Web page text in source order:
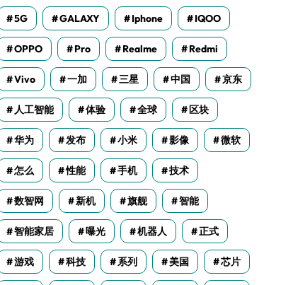
5G GALAXY Iphone IQOO
OPPO Pro Realme Redmi
Vivo 一加 三星 中国 京东
人工智能 体验 全球 区块
华为 发布 小米 影像 微软
怎么 性能 手机 技术
数智网 新机 旗舰 智能
智能家居 曝光 机器人 正式
游戏 科技 系列 美国 芯片